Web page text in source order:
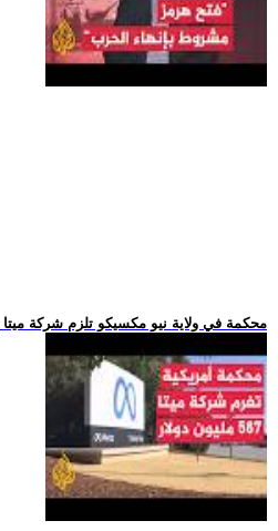
.. محكمة في ولاية نيو مكسيكو تلزم شركة ميتا بدفع 567